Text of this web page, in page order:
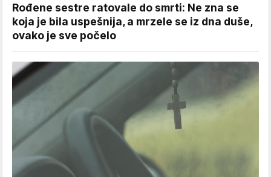
Rođene sestre ratovale do smrti: Ne zna se
koja je bila uspešnija, a mrzele se iz dna duše,
ovako je sve počelo